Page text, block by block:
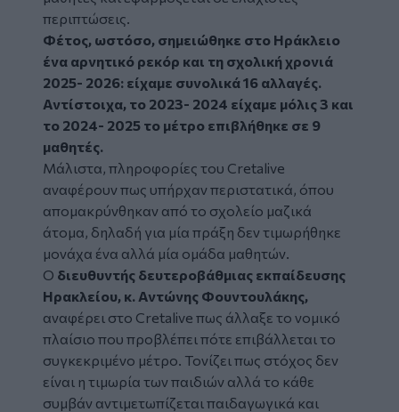
περιπτώσεις.
Φέτος, ωστόσο, σημειώθηκε στο Ηράκλειο
ένα αρνητικό ρεκόρ και τη σχολική χρονιά
2025- 2026: είχαμε συνολικά 16 αλλαγές.
Αντίστοιχα, το 2023- 2024 είχαμε μόλις 3 και
το 2024- 2025 το μέτρο επιβλήθηκε σε 9
μαθητές.
Μάλιστα, πληροφορίες του Cretalive
αναφέρουν πως υπήρχαν περιστατικά, όπου
απομακρύνθηκαν από το σχολείο μαζικά
άτομα, δηλαδή για μία πράξη δεν τιμωρήθηκε
μονάχα ένα αλλά μία ομάδα μαθητών.
Ο διευθυντής δευτεροβάθμιας εκπαίδευσης
Ηρακλείου, κ. Αντώνης Φουντουλάκης,
αναφέρει στο Cretalive πως άλλαξε το νομικό
πλαίσιο που προβλέπει πότε επιβάλλεται το
συγκεκριμένο μέτρο. Τονίζει πως στόχος δεν
είναι η τιμωρία των παιδιών αλλά το κάθε
συμβάν αντιμετωπίζεται παιδαγωγικά και